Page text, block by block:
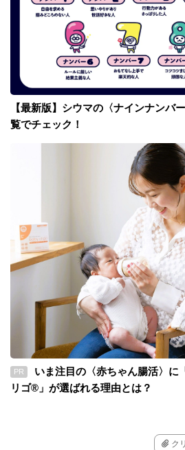
【最新版】シウマの〈ナインナンバ
覧でチェック！
PR
いま注目の〈赤ちゃん腸活〉に
リゴ®」が選ばれる理由とは？
ク